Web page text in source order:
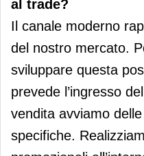
al trade?
Il canale moderno
del nostro mercato.
sviluppare questa
prevede l’ingresso
vendita avviamo
specifiche.